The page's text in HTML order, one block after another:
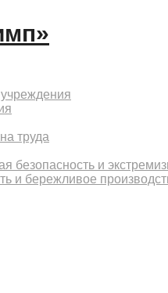
труда
безопасность и
и бережливое